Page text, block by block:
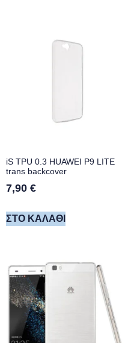
iS TPU 0.3 HUAWEI P9 LITE
trans backcover
7,90 €
ΣΤΟ ΚΑΛΆΘΙ